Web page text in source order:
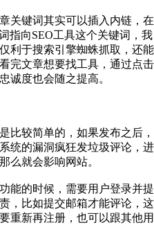
键词其实可以插入内链，在
指向SEO工具这个关键词，我
利于搜索引擎蜘蛛抓取，还能
完文章想要找工具，通过点击
诚度也会随之提高。
较简单的，如果发布之后，
统的漏洞疯狂发垃圾评论，进
么就会影响网站。
的时候，需要用户登录并提
，比如提交邮箱才能评论，这
重新再注册，也可以跟其他用